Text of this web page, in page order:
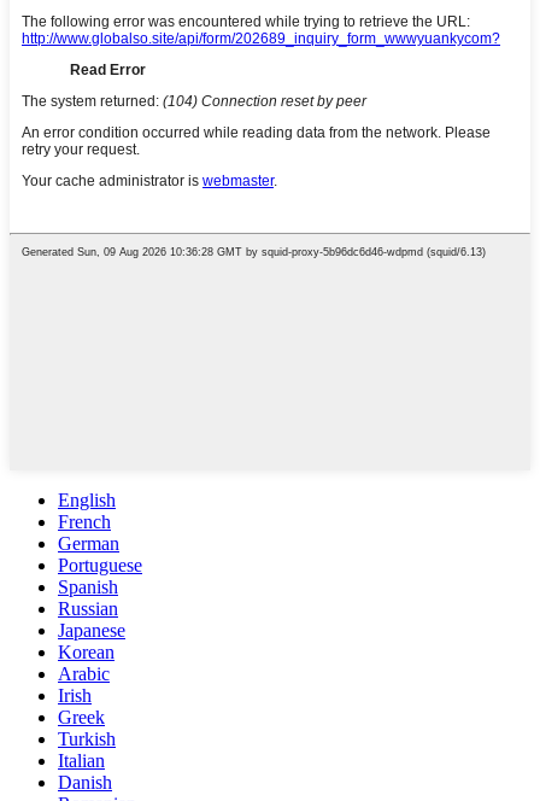
English
French
German
Portuguese
Spanish
Russian
Japanese
Korean
Arabic
Irish
Greek
Turkish
Italian
Danish